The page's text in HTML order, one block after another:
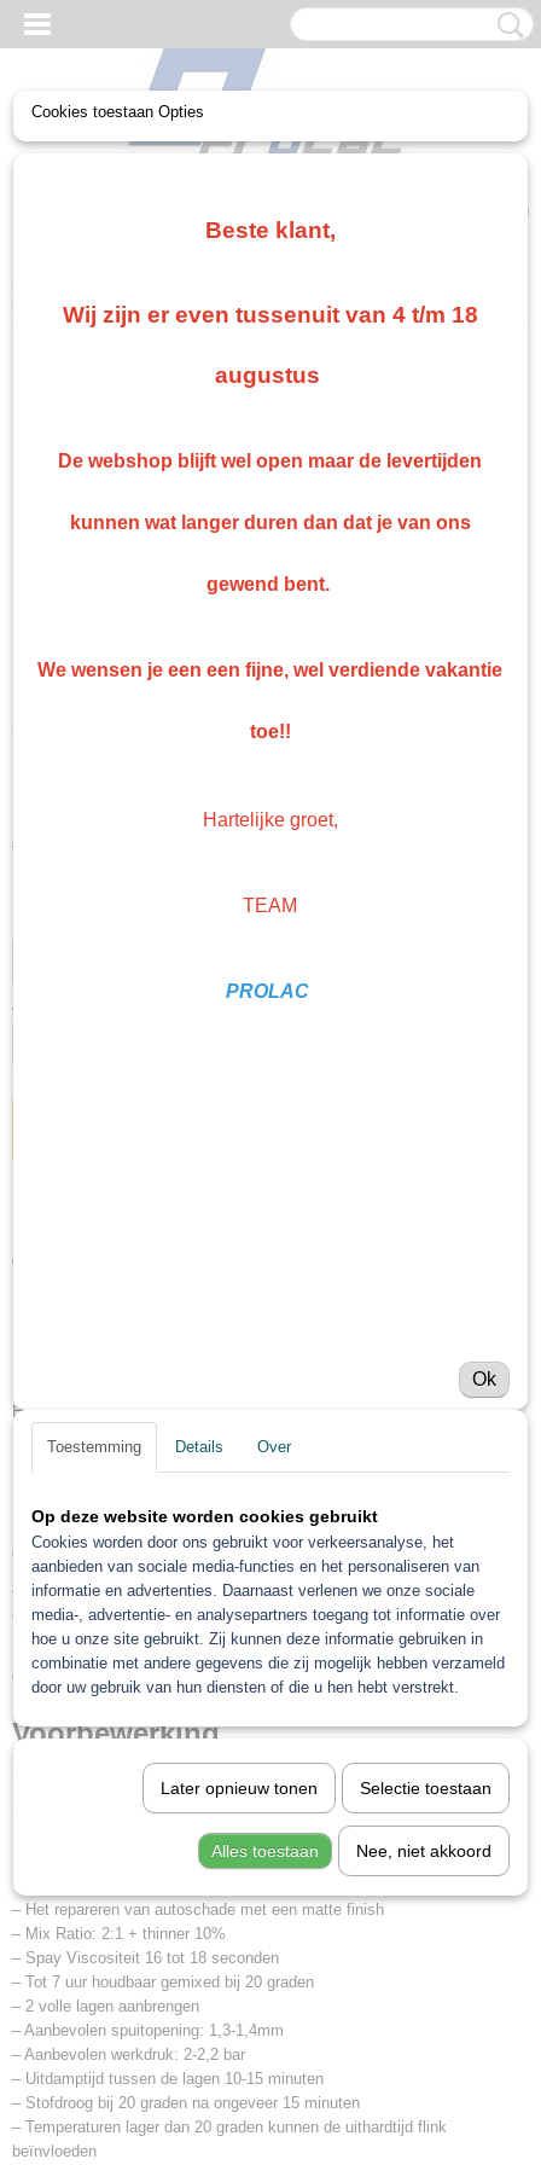
(0)
Home
Blanke Lak set HS
Troton Diabolic Matte
€ 50,45
Aantal
Troton Diabolic Matte
Hoogwaardige matte blanke lak set van het merk Troton (Diabolic serie)
De lak is makkelijk in gebruik en biedt een goede bescherming.
Matte blanke lak 2K set van hoge kwaliteit. Bestemd voor professioneel
gebruik voor het repareren met een mat eindresultaat.
– Een mat eindresultaat.
– Harde finish.
Kleur : Transparant
Gradatie: Volledig mat
Voorbewerking
Schuurpapier met korrel 600 tot 800 (nat schuren)
Schuurpapier met korrel 360 tot 400 (met machine)
– Het repareren van autoschade met een matte finish
– Mix Ratio: 2:1 + thinner 10%
– Spay Viscositeit 16 tot 18 seconden
– Tot 7 uur houdbaar gemixed bij 20 graden
– 2 volle lagen aanbrengen
– Aanbevolen spuitopening: 1,3-1,4mm
– Aanbevolen werkdruk: 2-2,2 bar
– Uitdamptijd tussen de lagen 10-15 minuten
– Stofdroog bij 20 graden na ongeveer 15 minuten
– Temperaturen lager dan 20 graden kunnen de uithardtijd flink
beïnvloeden
Cookies toestaan Opties
Beste klant,
Wij zijn er even tussenuit van 4 t/m 18
augustus
De webshop blijft wel open maar de levertijden
kunnen wat langer duren dan dat je van ons
gewend bent.
We wensen je een een fijne, wel verdiende vakantie
toe!!
Hartelijke groet,
TEAM
PROLAC
Ok
Toestemming Details Over
Op deze website worden cookies gebruikt
Cookies worden door ons gebruikt voor verkeersanalyse, het
aanbieden van sociale media-functies en het personaliseren van
informatie en advertenties. Daarnaast verlenen we onze sociale
media-, advertentie- en analysepartners toegang tot informatie over
hoe u onze site gebruikt. Zij kunnen deze informatie gebruiken in
combinatie met andere gegevens die zij mogelijk hebben verzameld
door uw gebruik van hun diensten of die u hen hebt verstrekt.
Later opnieuw tonen Selectie toestaan
Alles toestaan Nee, niet akkoord